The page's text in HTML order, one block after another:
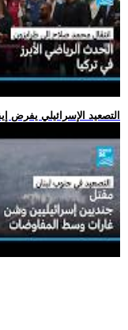
.. التصعيد الإسرائيلي